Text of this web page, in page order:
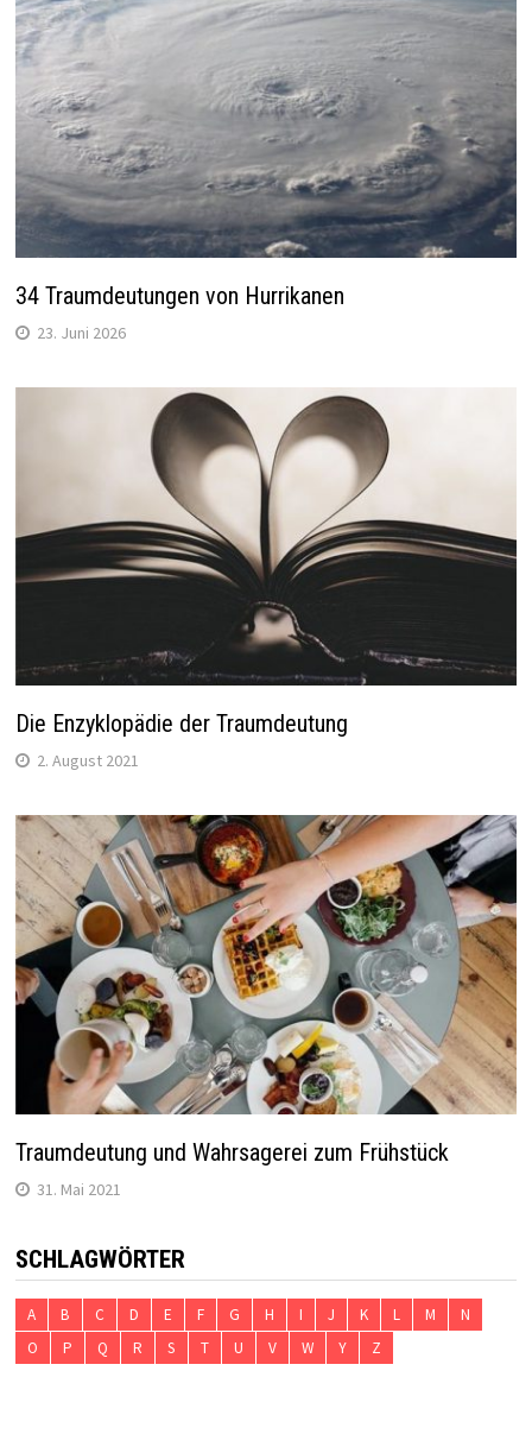
34 Traumdeutungen von Hurrikanen
23. Juni 2026
Die Enzyklopädie der Traumdeutung
2. August 2021
Traumdeutung und Wahrsagerei zum Frühstück
31. Mai 2021
SCHLAGWÖRTER
A B C D E F G H I J K L M
N
O
P Q R S T U V W Y Z